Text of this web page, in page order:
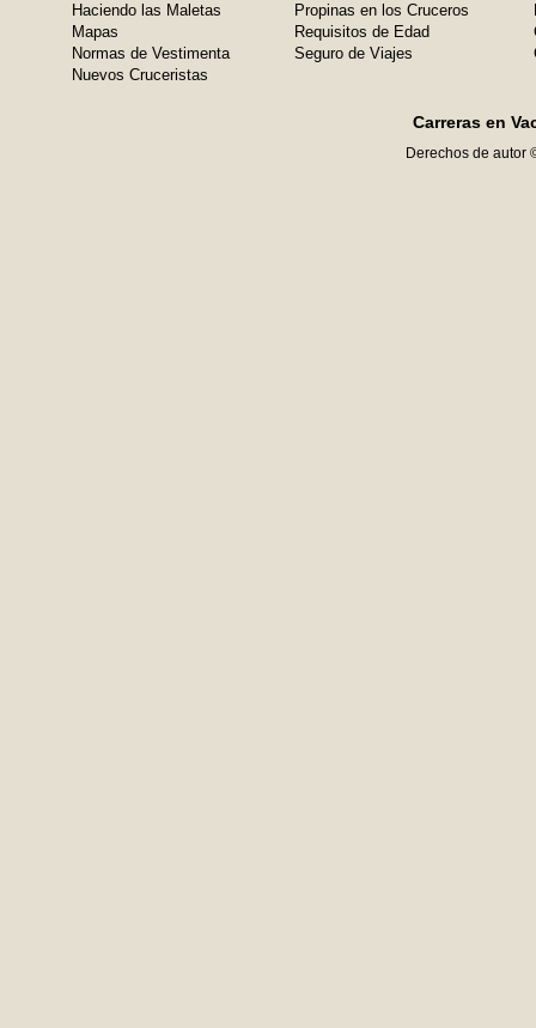
Haciendo las Maletas
Mapas
Normas de Vestimenta
Nuevos Cruceristas
Propinas en los Cruceros
Requisitos de Edad
Seguro de Viajes
Carreras en
Derechos de autor